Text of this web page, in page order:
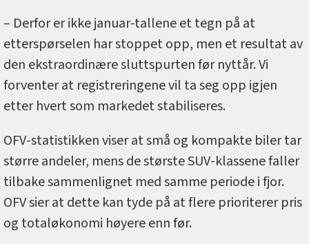
– Derfor er ikke januar-tallene et tegn på at
etterspørselen har stoppet opp, men et resultat av
den ekstraordinære sluttspurten før nyttår. Vi
forventer at registreringene vil ta seg opp igjen
etter hvert som markedet stabiliseres.
OFV-statistikken viser at små og kompakte biler tar
større andeler, mens de største SUV-klassene faller
tilbake sammenlignet med samme periode i fjor.
OFV sier at dette kan tyde på at flere prioriterer pris
og totaløkonomi høyere enn før.